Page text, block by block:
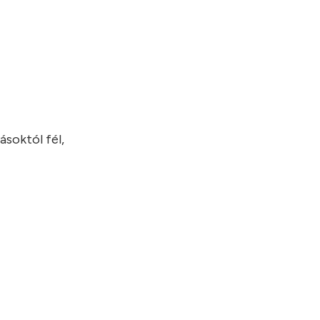
fél,